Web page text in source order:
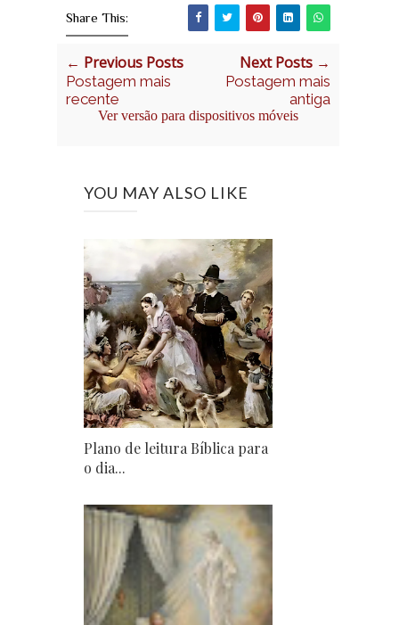
Share This:
← Previous Posts
Postagem mais
recente
Next Posts →
Postagem mais
antiga
Ver versão para dispositivos móveis
YOU MAY ALSO LIKE
Plano de leitura Bíblica para
o dia...